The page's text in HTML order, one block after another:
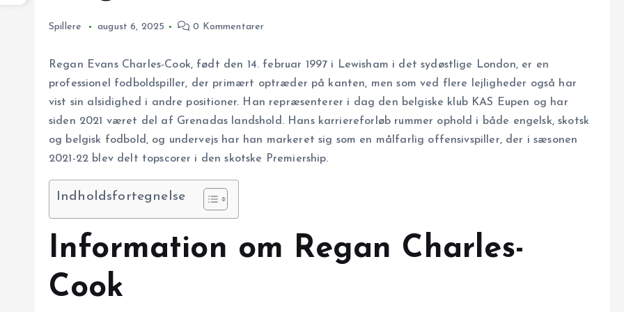
Spillere august 6, 2025 0 Kommentarer
Regan Evans Charles-Cook, født den 14. februar 1997 i Lewisham i det sydøstlige London, er en
professionel fodboldspiller, der primært optræder på kanten, men som ved flere lejligheder også har
vist sin alsidighed i andre positioner. Han repræsenterer i dag den belgiske klub KAS Eupen og har
siden 2021 været del af Grenadas landshold. Hans karriereforløb rummer ophold i både engelsk, skotsk
og belgisk fodbold, og undervejs har han markeret sig som en målfarlig offensivspiller, der i sæsonen
2021-22 blev delt topscorer i den skotske Premiership.
Indholdsfortegnelse
Information om Regan Charles-
Cook